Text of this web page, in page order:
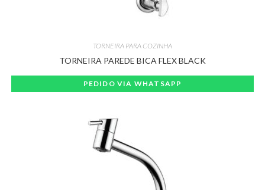
TORNEIRA PARA COZINHA
TORNEIRA PAREDE BICA FLEX BLACK
PEDIDO VIA WHATSAPP